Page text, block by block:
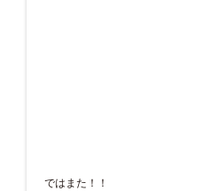
ではまた！！